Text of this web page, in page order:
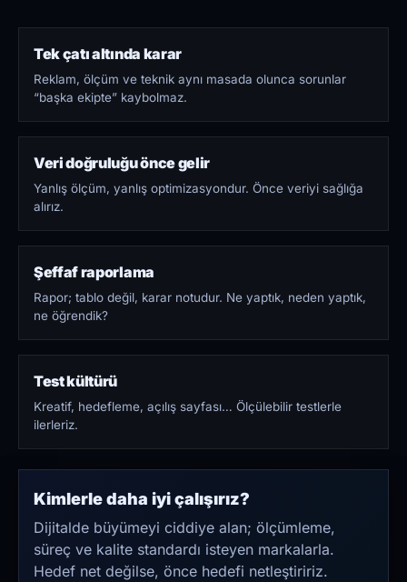
Tek çatı altında karar
Reklam, ölçüm ve teknik aynı masada olunca sorunlar
“başka ekipte” kaybolmaz.
Veri doğruluğu önce gelir
Yanlış ölçüm, yanlış optimizasyondur. Önce veriyi sağlığa
alırız.
Şeffaf raporlama
Rapor; tablo değil, karar notudur. Ne yaptık, neden yaptık,
ne öğrendik?
Test kültürü
Kreatif, hedefleme, açılış sayfası… Ölçülebilir testlerle
ilerleriz.
Kimlerle daha iyi çalışırız?
Dijitalde büyümeyi ciddiye alan; ölçümleme,
süreç ve kalite standardı isteyen markalarla.
Hedef net değilse, önce hedefi netleştiririz.